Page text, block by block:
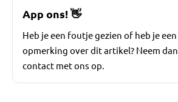
App ons!👋
Heb je een foutje gezien of heb je een
opmerking over dit artikel? Neem dan
contact met ons op.